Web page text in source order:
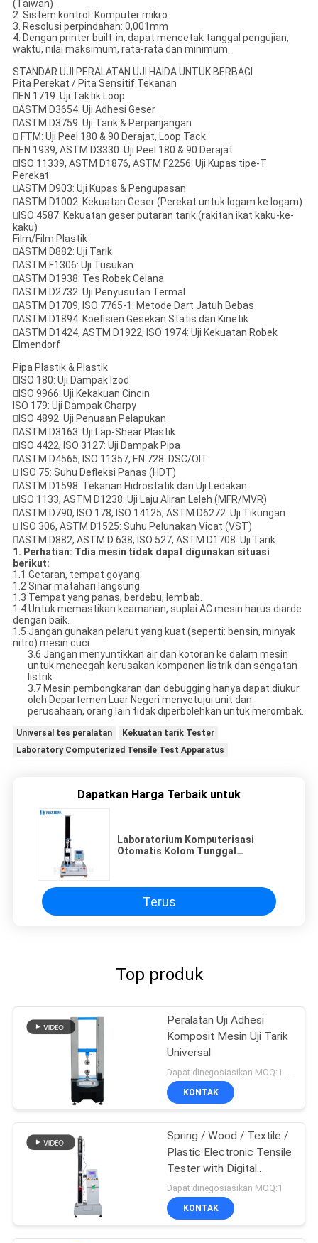
(Taiwan)
2. Sistem kontrol: Komputer mikro
3. Resolusi perpindahan: 0,001mm
4. Dengan printer built-in, dapat mencetak tanggal pengujian,
waktu, nilai maksimum, rata-rata dan minimum.
STANDAR UJI PERALATAN UJI HAIDA UNTUK BERBAGI
Pita Perekat / Pita Sensitif Tekanan
EN 1719: Uji Taktik Loop
ASTM D3654: Uji Adhesi Geser
ASTM D3759: Uji Tarik & Perpanjangan
 FTM: Uji Peel 180 & 90 Derajat, Loop Tack
EN 1939, ASTM D3330: Uji Peel 180 & 90 Derajat
ISO 11339, ASTM D1876, ASTM F2256: Uji Kupas tipe-T
Perekat
ASTM D903: Uji Kupas & Pengupasan
ASTM D1002: Kekuatan Geser (Perekat untuk logam ke logam)
ISO 4587: Kekuatan geser putaran tarik (rakitan ikat kaku-ke-
kaku)
Film/Film Plastik
ASTM D882: Uji Tarik
ASTM F1306: Uji Tusukan
ASTM D1938: Tes Robek Celana
ASTM D2732: Uji Penyusutan Termal
ASTM D1709, ISO 7765-1: Metode Dart Jatuh Bebas
ASTM D1894: Koefisien Gesekan Statis dan Kinetik
ASTM D1424, ASTM D1922, ISO 1974: Uji Kekuatan Robek
Elmendorf
Pipa Plastik & Plastik
ISO 180: Uji Dampak Izod
ISO 9966: Uji Kekakuan Cincin
ISO 179: Uji Dampak Charpy
ISO 4892: Uji Penuaan Pelapukan
ASTM D3163: Uji Lap-Shear Plastik
ISO 4422, ISO 3127: Uji Dampak Pipa
ASTM D4565, ISO 11357, EN 728: DSC/OIT
 ISO 75: Suhu Defleksi Panas (HDT)
ASTM D1598: Tekanan Hidrostatik dan Uji Ledakan
ISO 1133, ASTM D1238: Uji Laju Aliran Leleh (MFR/MVR)
ASTM D790, ISO 178, ISO 14125, ASTM D6272: Uji Tikungan
 ISO 306, ASTM D1525: Suhu Pelunakan Vicat (VST)
ASTM D882, ASTM D 638, ISO 527, ASTM D1708: Uji Tarik
1. Perhatian: Tdia mesin tidak dapat digunakan situasi
berikut:
1.1 Getaran, tempat goyang.
1.2 Sinar matahari langsung.
1.3 Tempat yang panas, berdebu, lembab.
1.4 Untuk memastikan keamanan, suplai AC mesin harus diarde
dengan baik.
1.5 Jangan gunakan pelarut yang kuat (seperti: bensin, minyak
nitro) mesin cuci.
3.6 Jangan menyuntikkan air dan kotoran ke dalam mesin
untuk mencegah kerusakan komponen listrik dan sengatan
listrik.
3.7 Mesin pembongkaran dan debugging hanya dapat diukur
oleh Departemen Luar Negeri menyetujui unit dan
perusahaan, orang lain tidak diperbolehkan untuk merombak.
Universal tes peralatan
Kekuatan tarik Tester
Laboratory Computerized Tensile Test Apparatus
Dapatkan Harga Terbaik untuk
Laboratorium Komputerisasi
Otomatis Kolom Tunggal
Terus
Top produk
Peralatan Uji Adhesi
Komposit Mesin Uji Tarik
Universal
Dapat dinegosiasikan MOQ:1 Set
KONTAK
Spring / Wood / Textile /
Plastic Electronic Tensile
Tester with Digital
Display
Dapat dinegosiasikan MOQ:1
KONTAK